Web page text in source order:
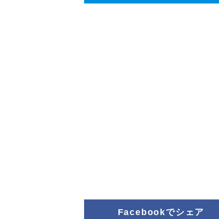
Facebookでシェア